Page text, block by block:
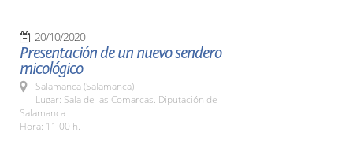
20/10/2020
Presentación de un nuevo sendero
micológico
Salamanca (Salamanca)
Lugar: Sala de las Comarcas. Diputación de
Salamanca
Hora: 11:00 h.